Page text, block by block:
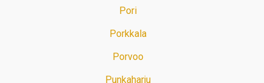
Pori
Porkkala
Porvoo
Punkaharju